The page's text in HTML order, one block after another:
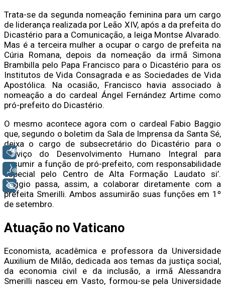
Trata-se da segunda nomeação feminina para um cargo
de liderança realizada por Leão XIV, após a da prefeita do
Dicastério para a Comunicação, a leiga Montse Alvarado.
Mas é a terceira mulher a ocupar o cargo de prefeita na
Cúria Romana, depois da nomeação da irmã Simona
Brambilla pelo Papa Francisco para o Dicastério para os
Institutos de Vida Consagrada e as Sociedades de Vida
Apostólica. Na ocasião, Francisco havia associado à
nomeação a do cardeal Ángel Fernández Artime como
pró-prefeito do Dicastério.
O mesmo acontece agora com o cardeal Fabio Baggio
que, segundo o boletim da Sala de Imprensa da Santa Sé,
deixa o cargo de subsecretário do Dicastério para o
Serviço do Desenvolvimento Humano Integral para
assumir a função de pró-prefeito, com responsabilidade
especial pelo Centro de Alta Formação Laudato si’.
Baggio passa, assim, a colaborar diretamente com a
prefeita Smerilli. Ambos assumirão suas funções em 1º
de setembro.
Atuação no Vaticano
Economista, acadêmica e professora da Universidade
Auxilium de Milão, dedicada aos temas da justiça social,
da economia civil e da inclusão, a irmã Alessandra
Smerilli nasceu em Vasto, formou-se pela Universidade
Libras
Voz
+ Acessibilidade